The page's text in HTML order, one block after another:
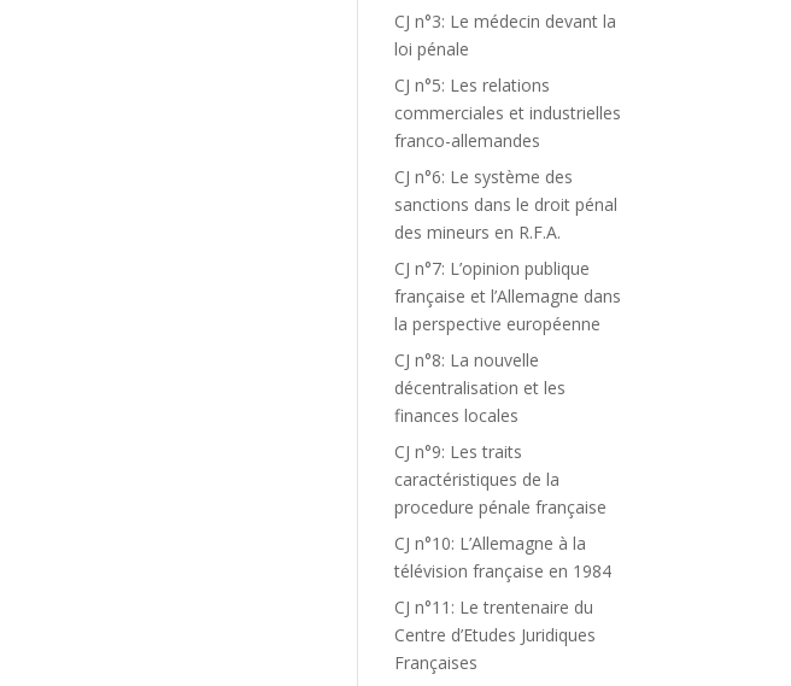
CJ n°3: Le médecin devant la
loi pénale
CJ n°5: Les relations
commerciales et industrielles
franco-allemandes
CJ n°6: Le système des
sanctions dans le droit pénal
des mineurs en R.F.A.
CJ n°7: L’opinion publique
française et l’Allemagne dans
la perspective européenne
CJ n°8: La nouvelle
décentralisation et les
finances locales
CJ n°9: Les traits
caractéristiques de la
procedure pénale française
CJ n°10: L’Allemagne à la
télévision française en 1984
CJ n°11: Le trentenaire du
Centre d’Etudes Juridiques
Françaises